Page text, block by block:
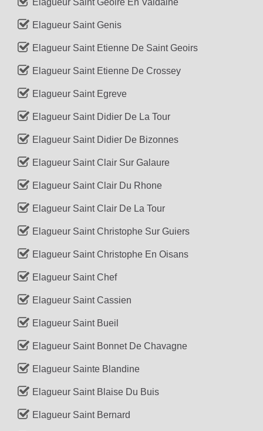
Elagueur Saint Geoire En Valdaine
Elagueur Saint Genis
Elagueur Saint Etienne De Saint Geoirs
Elagueur Saint Etienne De Crossey
Elagueur Saint Egreve
Elagueur Saint Didier De La Tour
Elagueur Saint Didier De Bizonnes
Elagueur Saint Clair Sur Galaure
Elagueur Saint Clair Du Rhone
Elagueur Saint Clair De La Tour
Elagueur Saint Christophe Sur Guiers
Elagueur Saint Christophe En Oisans
Elagueur Saint Chef
Elagueur Saint Cassien
Elagueur Saint Bueil
Elagueur Saint Bonnet De Chavagne
Elagueur Sainte Blandine
Elagueur Saint Blaise Du Buis
Elagueur Saint Bernard